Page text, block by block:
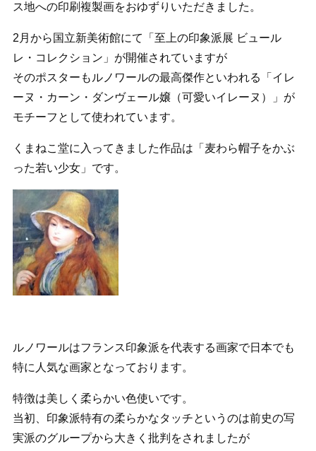
ス地への印刷複製画をおゆずりいただきました。
2月から国立新美術館にて「至上の印象派展 ビュール
レ・コレクション」が開催されていますが
そのポスターもルノワールの最高傑作といわれる「イレ
ーヌ・カーン・ダンヴェール嬢（可愛いイレーヌ）」が
モチーフとして使われています。
くまねこ堂に入ってきました作品は「麦わら帽子をかぶ
った若い少女」です。
ルノワールはフランス印象派を代表する画家で日本でも
特に人気な画家となっております。
特徴は美しく柔らかい色使いです。
当初、印象派特有の柔らかなタッチというのは前史の写
実派のグループから大きく批判をされましたが